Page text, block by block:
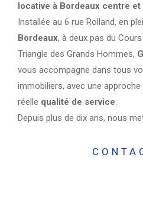
locative à Bordeaux centre et
Installée au 6 rue Rolland, en
Bordeaux, à deux pas du
Triangle des Grands Hommes,
vous accompagne dans tous
immobiliers, avec une
réelle qualité de service.
Depuis plus de dix ans, nous
acquéreurs, propriétaires